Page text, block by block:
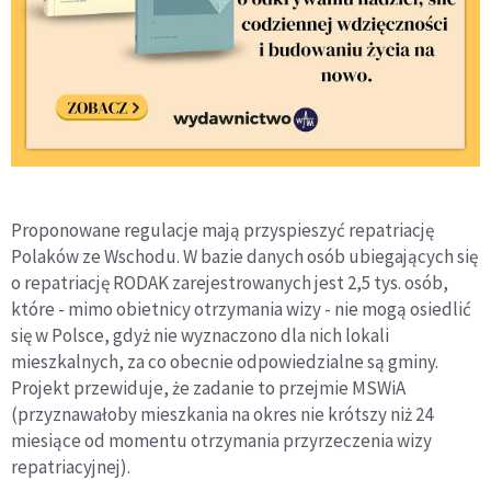
Proponowane regulacje mają przyspieszyć repatriację
Polaków ze Wschodu. W bazie danych osób ubiegających się
o repatriację RODAK zarejestrowanych jest 2,5 tys. osób,
które - mimo obietnicy otrzymania wizy - nie mogą osiedlić
się w Polsce, gdyż nie wyznaczono dla nich lokali
mieszkalnych, za co obecnie odpowiedzialne są gminy.
Projekt przewiduje, że zadanie to przejmie MSWiA
(przyznawałoby mieszkania na okres nie krótszy niż 24
miesiące od momentu otrzymania przyrzeczenia wizy
repatriacyjnej).